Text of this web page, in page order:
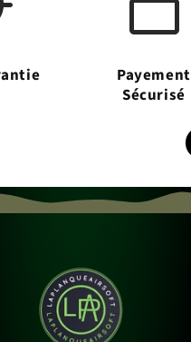
Payement
Sécurisé